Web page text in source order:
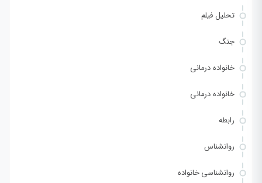
تحلیل فیلم
جنگ
خانواده درمانی
خانواده درمانی
رابطه
روانشناس
روانشناسی خانواده